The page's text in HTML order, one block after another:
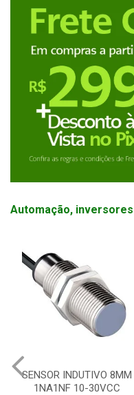
Automação, inversores
SENSOR INDUTIVO 8MM
1NA1NF 10-30VCC